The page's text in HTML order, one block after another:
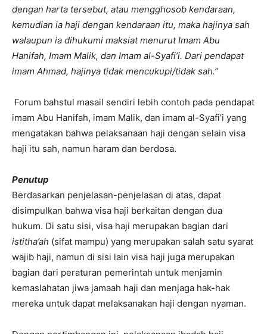
dengan harta tersebut, atau mengghosob kendaraan,
kemudian ia haji dengan kendaraan itu, maka hajinya sah
walaupun ia dihukumi maksiat menurut Imam Abu
Hanifah, Imam Malik, dan Imam al-Syafi’i. Dari pendapat
imam Ahmad, hajinya tidak mencukupi/tidak sah.”
Forum bahstul masail sendiri lebih contoh pada pendapat
imam Abu Hanifah, imam Malik, dan imam al-Syafi’i yang
mengatakan bahwa pelaksanaan haji dengan selain visa
haji itu sah, namun haram dan berdosa.
Penutup
Berdasarkan penjelasan-penjelasan di atas, dapat
disimpulkan bahwa visa haji berkaitan dengan dua
hukum. Di satu sisi, visa haji merupakan bagian dari
istitha’ah (sifat mampu) yang merupakan salah satu syarat
wajib haji, namun di sisi lain visa haji juga merupakan
bagian dari peraturan pemerintah untuk menjamin
kemaslahatan jiwa jamaah haji dan menjaga hak-hak
mereka untuk dapat melaksanakan haji dengan nyaman.